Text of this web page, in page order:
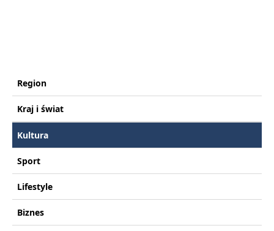
Region
Kraj i świat
Kultura
Sport
Lifestyle
Biznes